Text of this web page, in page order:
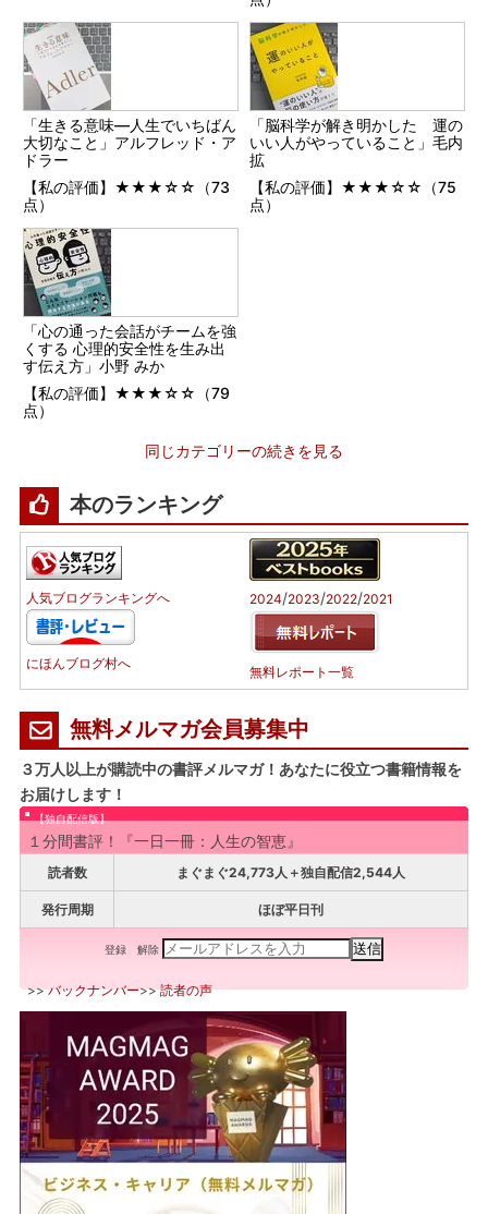
「生きる意味―人生でいちばん
大切なこと」アルフレッド・ア
ドラー
【私の評価】★★★☆☆（73
点）
「脳科学が解き明かした 運の
いい人がやっていること」毛内
拡
【私の評価】★★★☆☆（75
点）
「心の通った会話がチームを強
くする 心理的安全性を生み出
す伝え方」小野 みか
【私の評価】★★★☆☆（79
点）
同じカテゴリーの続きを見る
本のランキング
人気ブログランキングへ
にほんブログ村へ
2024/2023/2022/2021
無料レポート一覧
無料メルマガ会員募集中
３万人以上が購読中の書評メルマガ！あなたに役立つ書籍情報を
お届けします！
【独自配信版】
１分間書評！『一日一冊：人生の智恵』
読者数 まぐまぐ24,773人＋独自配信2,544人
発行周期 ほぼ平日刊
登録 解除
>>バックナンバー>>読者の声